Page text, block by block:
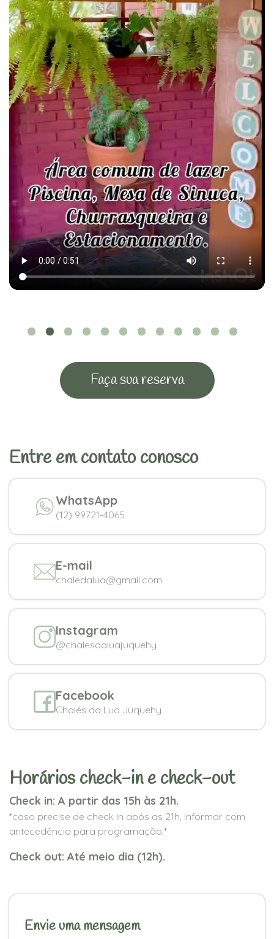
Faça sua reserva
Entre em contato conosco
WhatsApp
(12) 99721-4065
E-mail
chaledalua@gmail.com
Instagram
@chalesdaluajuquehy
Facebook
Chalés da Lua Juquehy
Horários check-in e check-out
Check in: A partir das 15h às 21h.
*caso precise de check in após as 21h, informar com
antecedência para programação.*
Check out: Até meio dia (12h).
Envie uma mensagem